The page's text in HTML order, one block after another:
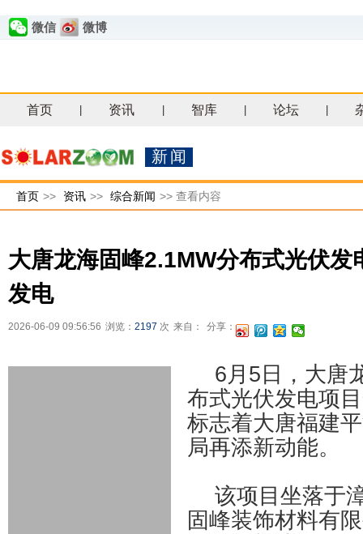
微信 微博
首页 资讯 智库 论坛
新闻
首页 >> 资讯 >> 综合新闻 >> 查看内容
大唐龙海固峰2.1MW分布式光伏发
发电
2026-06-09 09:56:56 浏览： 2197 次 来自： 分享：
6月5日，大唐
布式光伏发电项
标志着大唐福建
局再添新动能。
该项目坐落于
固峰装饰材料有